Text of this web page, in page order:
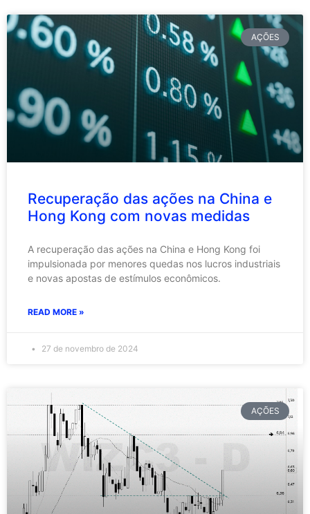
AÇÕES
Recuperação das ações na China e
Hong Kong com novas medidas
A recuperação das ações na China e Hong Kong foi
impulsionada por menores quedas nos lucros industriais
e novas apostas de estímulos econômicos.
READ MORE »
27 de novembro de 2024
AÇÕES